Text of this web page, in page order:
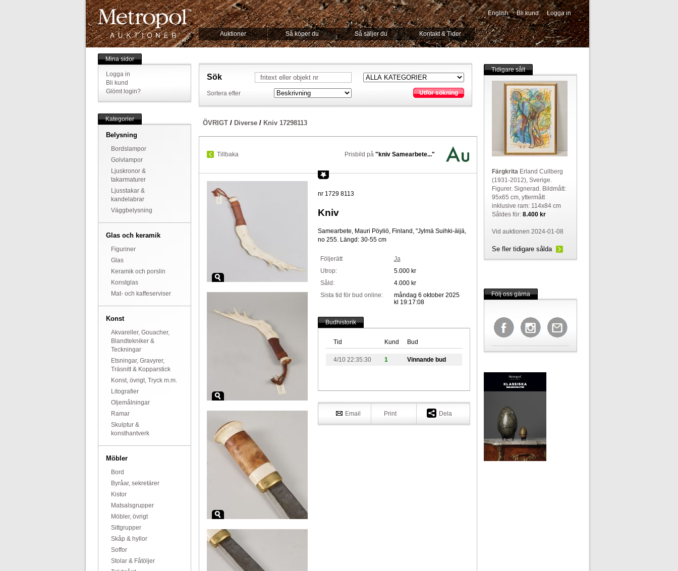
Auktioner Så köper du Så säljer du Kontakt & Tider
English Bli kund Logga in
-->
Mina sidor
Logga in
Bli kund
Glömt login?
Kategorier
Belysning
Bordslampor
Golvlampor
Ljuskronor &
takarmaturer
Ljusstakar &
kandelabrar
Väggbelysning
Glas och keramik
Figuriner
Glas
Keramik och porslin
Konstglas
Mat- och kaffeserviser
Konst
Akvareller, Gouacher,
Blandtekniker &
Teckningar
Etsningar, Gravyrer,
Träsnitt & Kopparstick
Konst, övrigt, Tryck m.m.
Litografier
Oljemålningar
Ramar
Skulptur &
konsthantverk
Möbler
Bord
Byråar, sekretärer
Kistor
Matsalsgrupper
Möbler, övrigt
Sittgrupper
Skåp & hyllor
Soffor
Stolar & Fåtöljer
Sök
Sortera efter Utför sökning
ÖVRIGT/ Diverse/ Kniv 17298113
Tillbaka Prisbild på "kniv Samearbete..."
nr 1729 8113
Kniv
Samearbete, Mauri Pöyliö, Finland, "Jylmä Suihki-äijä,
no 255. Längd: 30-55 cm
Följerätt
Ja
Utrop:
5.000 kr
Såld:
4.000 kr
Sista tid för bud online:
måndag 6 oktober 2025
kl 19:17:08
Budhistorik
Tid Kund Bud
4/10 22:35:30 1 Vinnande bud
Email Print Dela
Tidigare sålt
FärgkritaErland Cullberg
(1931-2012), Sverige.
Figurer. Signerad. Bildmått:
95x65 cm, yttermått
inklusive ram: 114x84 cm
Såldes för: 8.400 kr
Vid auktionen 2024-01-08
Se fler tidigare sålda
Följ oss gärna